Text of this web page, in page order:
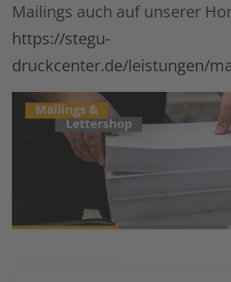
Mailings auch auf unserer
https://stegu-
druckcenter.de/leistungen/